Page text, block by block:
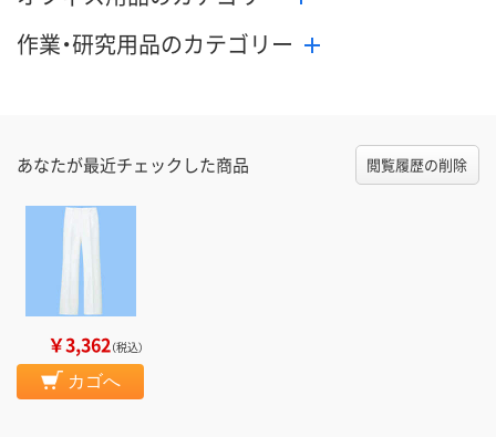
作業・研究用品のカテゴリー
あなたが最近チェックした商品 閲覧履歴の削除
￥3,362（税込）
カゴへ